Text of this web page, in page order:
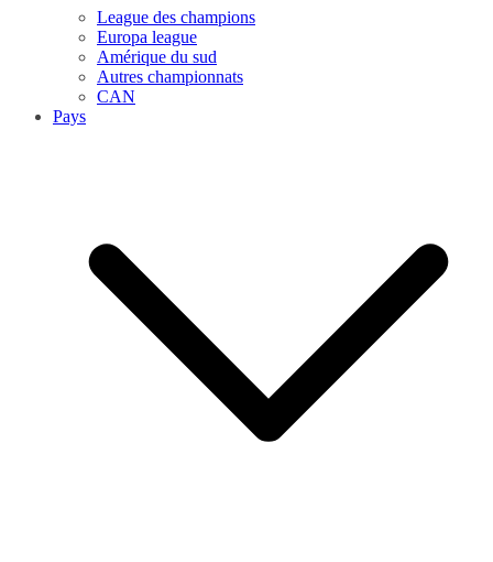
League des champions
Europa league
Amérique du sud
Autres championnats
CAN
Pays